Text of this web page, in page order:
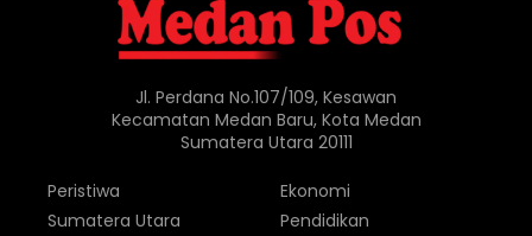
Jl. Perdana No.107/109, Kesawan
Kecamatan Medan Baru, Kota Medan
Sumatera Utara 20111
Peristiwa
Sumatera Utara
Ekonomi
Pendidikan